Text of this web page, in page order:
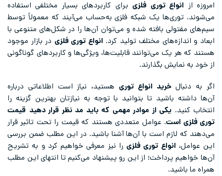
امروزه از انواعتوری‌ فلزیبرای کاربردهای بسیار مختلفی استفاده
می‌شوند. توری‌ها یک شبکه فلزی به‌حساب می‌آیند که معمولاً توسط
سیم‌های مفتولی بافته شده‌ و می‌توان آن‌ها را در شکل‌های متنوعی با
ابعاد و اندازه‌های مختلف تولید کرد. انواع توری فلزی در بازار موجود
هستند که هر یک می‌توانند قابلیت‌ها، ویژگی‌ها و کاربردهای گوناگونی
از خود به نمایش بگذارند.
اگر به دنبالخرید انواع توری هستید، نیاز است اطلاعاتی درباره
آن‌ها داشته باشید تا بتوانید با توجه به نیازتان بهترین گزینه را
انتخاب کنید. یکی از موادر مهمی که باید مد نظر قرار دهید قیمت
توری فلزی است. عوامل متعددی هستند که قیمت را تحت تاثیر قرار
می‌دهند که لازم است با آن‌ها آشنا باشید. در این مطلب ضمن بررسی
این عوامل، انواع توری فلزی را نیز معرفی خواهیم کرد و به تشریح
آن‌ها خواهیم پرداخت؛ از این‌ رو پیشنهاد می‌کنیم تا انتهای این مطلب
همراه ما باشید.